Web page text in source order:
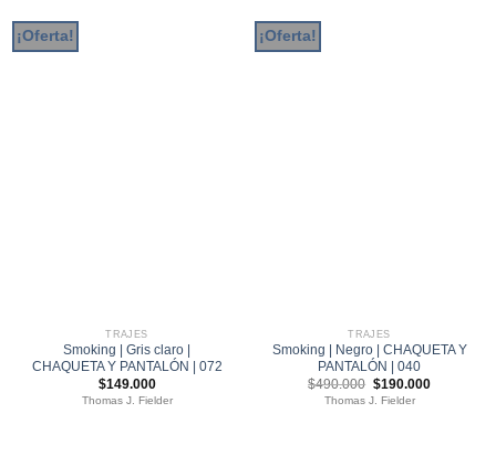
¡Oferta!
TRAJES
Smoking | Gris claro |
CHAQUETA Y PANTALÓN | 072
$149.000
Thomas J. Fielder
¡Oferta!
TRAJES
Smoking | Negro | CHAQUETA Y
PANTALÓN | 040
$490.000 El
precio
original
$190.000El
Thomas J. Fielder